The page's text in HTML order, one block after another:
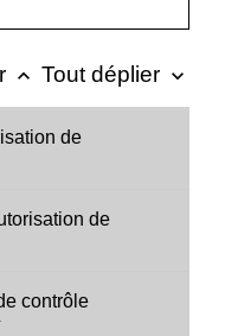
keyboard_arrow_up Tout déplier keyboard_arrow_down
de
de
contrôle